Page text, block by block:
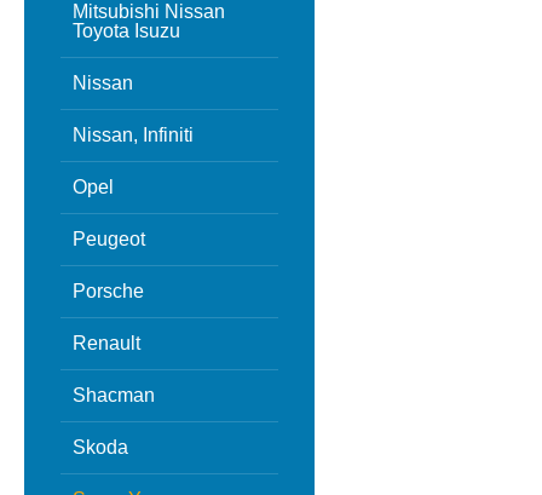
Mitsubishi Nissan
Toyota Isuzu
Nissan
Nissan, Infiniti
Opel
Peugeot
Porsche
Renault
Shacman
Skoda